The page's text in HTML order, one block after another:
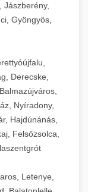
Jászberény,
Gyöngyös,
Derecske,
Nyíradony,
Hajdúnánás,
Felsőzsolca,
Letenye,